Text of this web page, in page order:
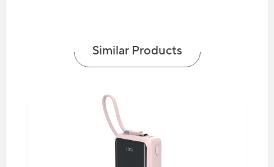
Similar Products